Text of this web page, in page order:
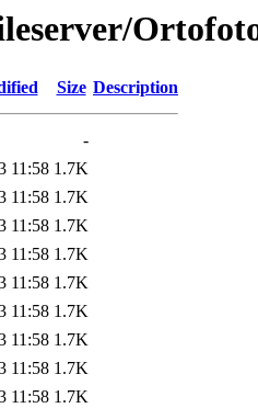
Size Description
-
11:58 1.7K
11:58 1.7K
11:58 1.7K
11:58 1.7K
11:58 1.7K
11:58 1.7K
11:58 1.7K
11:58 1.7K
11:58 1.7K